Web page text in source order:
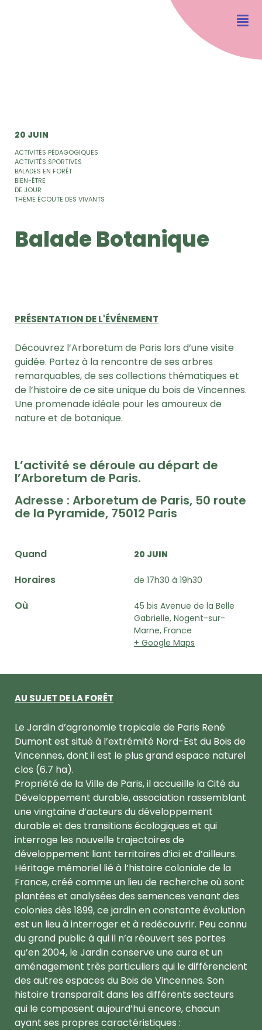
20 JUIN
ACTIVITÉS PÉDAGOGIQUES
ACTIVITÉS SPORTIVES
BALADES EN FORÊT
BIEN-ÊTRE
DE JOUR
THÈME ÉCOUTE DES VIVANTS
Balade Botanique
PRÉSENTATION DE L'ÉVÉNEMENT
Découvrez l’Arboretum de Paris lors d’une visite
guidée. Partez à la rencontre de ses arbres
remarquables, de ses collections thématiques et
de l’histoire de ce site unique du bois de Vincennes.
Une promenade idéale pour les amoureux de
nature et de botanique.
L’activité se déroule au départ de
l’Arboretum de Paris.
Adresse : Arboretum de Paris, 50 route
de la Pyramide, 75012 Paris
Quand 20 JUIN
Horaires de 17h30 à 19h30
Où
45 bis Avenue de la Belle
Gabrielle, Nogent-sur-
Marne, France
+ Google Maps
AU SUJET DE LA FORÊT
Le Jardin d’agronomie tropicale de Paris René
Dumont est situé à l’extrémité Nord-Est du Bois de
Vincennes, dont il est le plus grand espace naturel
clos (6.7 ha).
Propriété de la Ville de Paris, il accueille la Cité du
Développement durable, association rassemblant
une vingtaine d’acteurs du développement
durable et des transitions écologiques et qui
interroge les nouvelle trajectoires de
développement liant territoires d’ici et d’ailleurs.
Héritage mémoriel lié à l’histoire coloniale de la
France, créé comme un lieu de recherche où sont
plantées et analysées des semences venant des
colonies dès 1899, ce jardin en constante évolution
est un lieu à interroger et à redécouvrir. Peu connu
du grand public à qui il n’a réouvert ses portes
qu’en 2004, le Jardin conserve une aura et un
aménagement très particuliers qui le différencient
des autres espaces du Bois de Vincennes. Son
histoire transparaît dans les différents secteurs
qui le composent aujourd’hui encore, chacun
ayant ses propres caractéristiques :